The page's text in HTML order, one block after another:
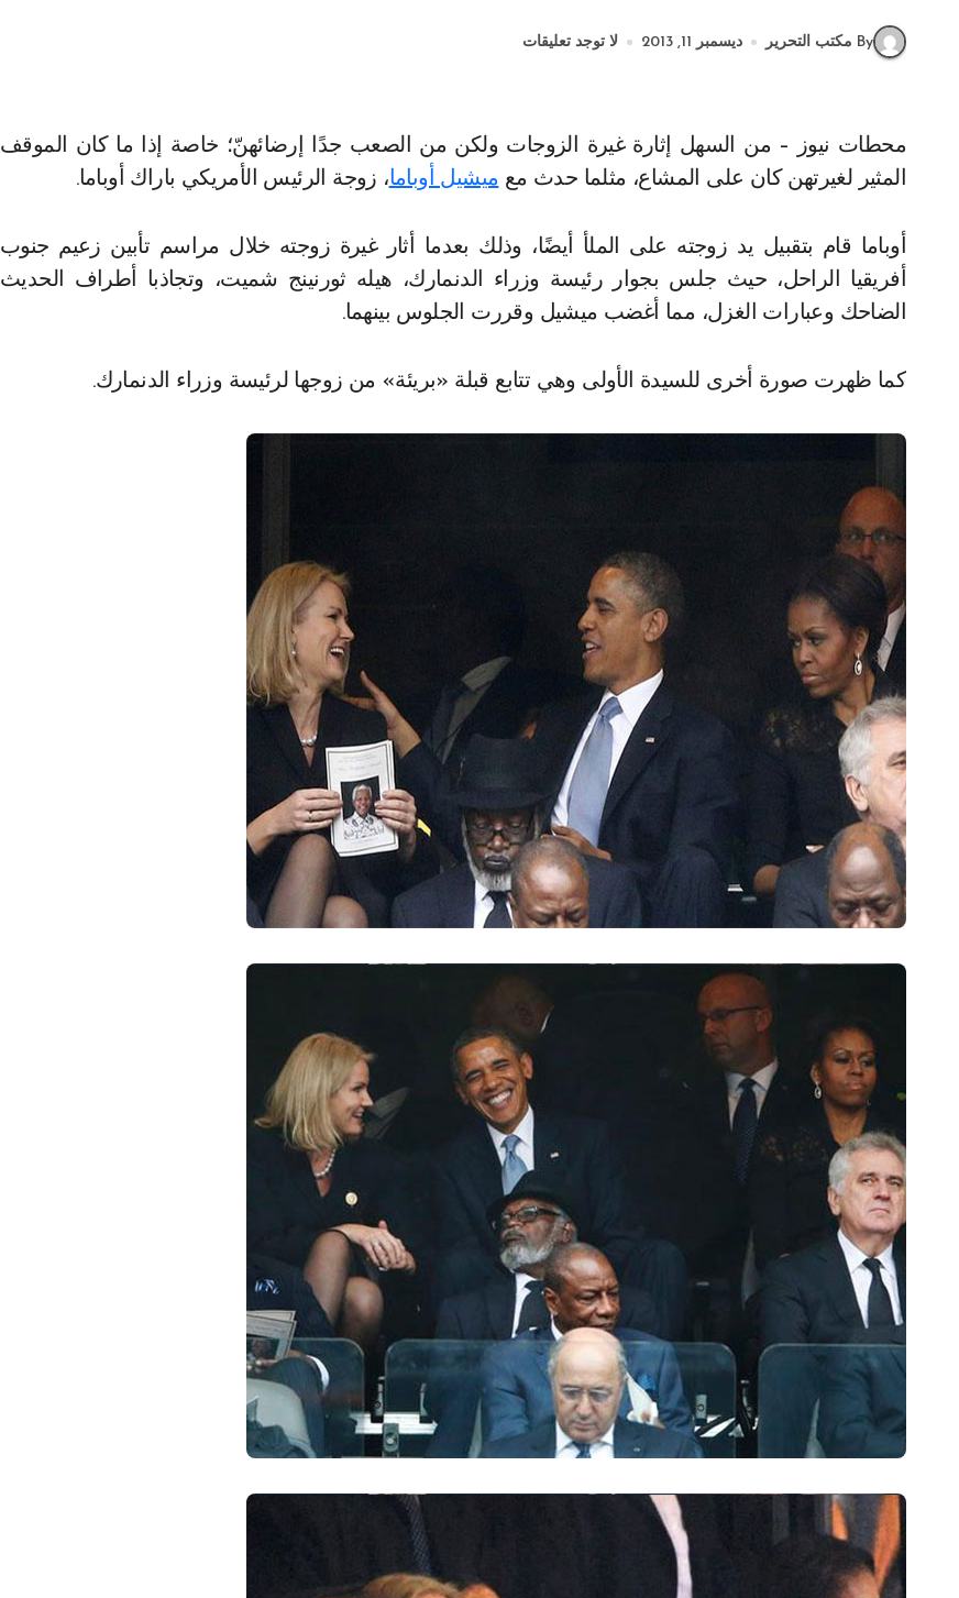
By مكتب التحرير ديسمبر 11, 2013 لا توجد تعليقات
محطات نيوز – من السهل إثارة غيرة الزوجات ولكن من الصعب جدًا إرضائهنّ؛ خاصة إذا ما كان الموقف
المثير لغيرتهن كان على المشاع، مثلما حدث مع ميشيل أوباما، زوجة الرئيس الأمريكي باراك أوباما.
أوباما قام بتقبيل يد زوجته على الملأ أيضًا، وذلك بعدما أثار غيرة زوجته خلال مراسم تأبين زعيم جنوب
أفريقيا الراحل، حيث جلس بجوار رئيسة وزراء الدنمارك، هيله ثورنينج شميت، وتجاذبا أطراف الحديث
الضاحك وعبارات الغزل، مما أغضب ميشيل وقررت الجلوس بينهما.
كما ظهرت صورة أخرى للسيدة الأولى وهي تتابع قبلة «بريئة» من زوجها لرئيسة وزراء الدنمارك.